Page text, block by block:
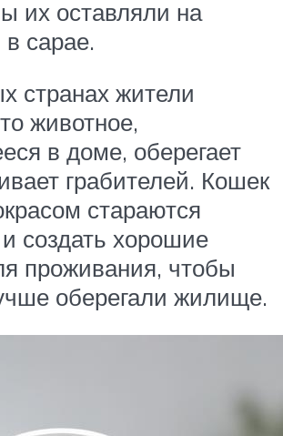
их оставляли на
сарае.
странах жители
животное,
в доме, оберегает
грабителей. Кошек
стараются
создать хорошие
проживания, чтобы
оберегали жилище.